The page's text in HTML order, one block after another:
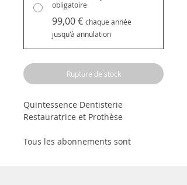
obligatoire
99,00 € chaque année
jusqu'à annulation
Rupture de stock
Quintessence Dentisterie
Restauratrice et Prothèse
Tous les abonnements sont